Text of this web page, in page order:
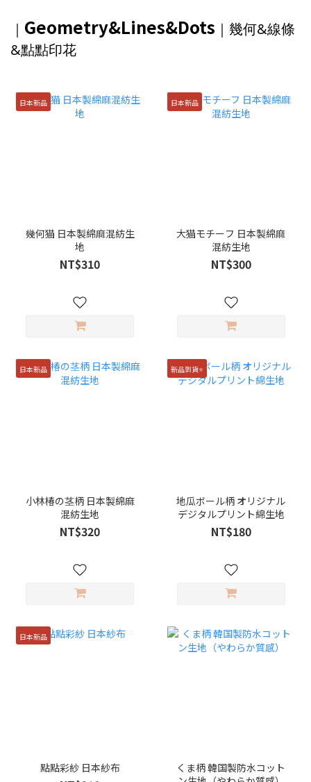
｜ Geometry&Lines&Dots ｜ 幾何&線條
&點點印花
日本新品
幾何猫 日本製綿麻混紡生
地
NT$310
日本新品
大猫モチーフ 日本製綿麻
混紡生地
NT$300
日本新品
小林椿の茎柄 日本製綿麻
混紡生地
NT$320
新品到貨⭐️
地瓜ボール柄 オリジナル
デジタルプリント綿生地
NT$180
日本新品
點點彩紗 日本紗布
くま柄 韓国製防水コット